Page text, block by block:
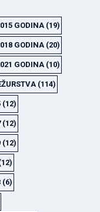
GODINA (19)
GODINA (20)
GODINA (10)
(114)
(12)
(12)
(12)
(6)